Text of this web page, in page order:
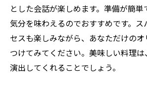
とした会話が楽しめます。準備が簡
気分を味わえるのでおすすめです。ス
セスも楽しみながら、あなただけの
つけてみてください。美味しい料理
演出してくれることでしょう。